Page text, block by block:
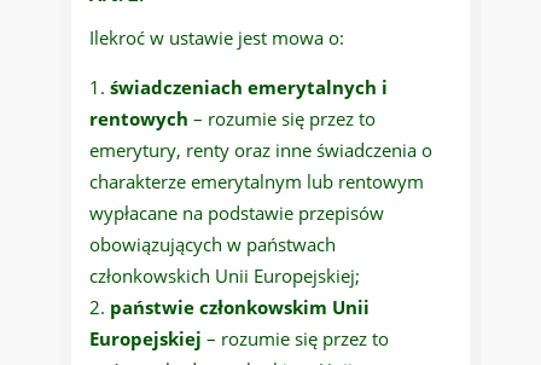
Ilekroć w ustawie jest mowa o:
świadczeniach emerytalnych i
rentowych – rozumie się przez to
emerytury, renty oraz inne świadczenia o
charakterze emerytalnym lub rentowym
wypłacane na podstawie przepisów
obowiązujących w państwach
członkowskich Unii Europejskiej;
państwie członkowskim Unii
Europejskiej – rozumie się przez to